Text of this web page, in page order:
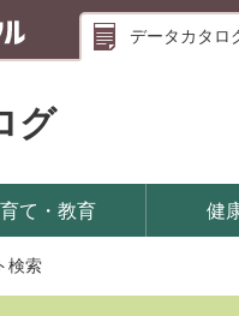
データカタロ
グ
て・教育 健
検索